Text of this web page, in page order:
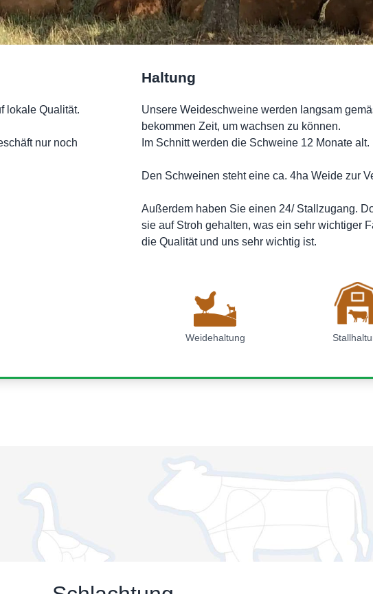
lokale Qualität.
nur noch
Haltung
Unsere Weideschweine werden langsam
bekommen Zeit, um wachsen zu können.
Im Schnitt werden die Schweine 12 Monate alt.
Den Schweinen steht eine ca. 4ha Weide zur
Außerdem haben Sie einen 24/ Stallzugang.
sie auf Stroh gehalten, was ein sehr wichtiger
die Qualität und uns sehr wichtig ist.
Weidehaltung